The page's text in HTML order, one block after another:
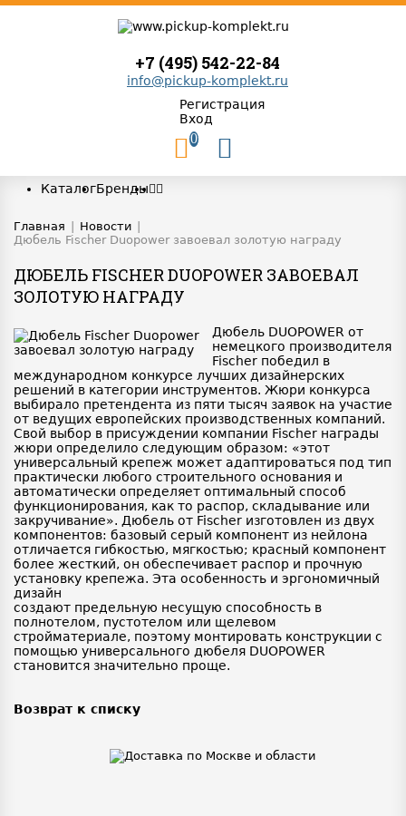
+7 (495) 542-22-84
info@pickup-komplekt.ru
Регистрация
Вход
0
КаталогБренды
Главная Новости
Дюбель Fischer Duopower завоевал золотую награду
ДЮБЕЛЬ FISCHER DUOPOWER ЗАВОЕВАЛ
ЗОЛОТУЮ НАГРАДУ
Дюбель DUOPOWER от
немецкого производителя
Fischer победил в
международном конкурсе лучших дизайнерских
решений в категории инструментов. Жюри конкурса
выбирало претендента из пяти тысяч заявок на участие
от ведущих европейских производственных компаний.
Свой выбор в присуждении компании Fischer награды
жюри определило следующим образом: «этот
универсальный крепеж может адаптироваться под тип
практически любого строительного основания и
автоматически определяет оптимальный способ
функционирования, как то распор, складывание или
закручивание». Дюбель от Fischer изготовлен из двух
компонентов: базовый серый компонент из нейлона
отличается гибкостью, мягкостью; красный компонент
более жесткий, он обеспечивает распор и прочную
установку крепежа. Эта особенность и эргономичный
дизайн
создают предельную несущую способность в
полнотелом, пустотелом или щелевом
стройматериале, поэтому монтировать конструкции с
помощью универсального дюбеля DUOPOWER
становится значительно проще.
Возврат к списку